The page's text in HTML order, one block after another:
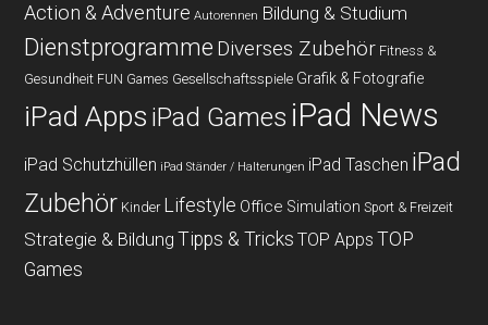
Action & Adventure Autorennen Bildung & Studium
Dienstprogramme Diverses Zubehör Fitness &
Gesundheit FUN Games Gesellschaftsspiele Grafik & Fotografie
iPad Apps iPad Games iPad News
iPad Schutzhüllen iPad Ständer / Halterungen iPad Taschen iPad
Zubehör Kinder Lifestyle Office Simulation Sport & Freizeit
Strategie & Bildung Tipps & Tricks TOP Apps TOP
Games